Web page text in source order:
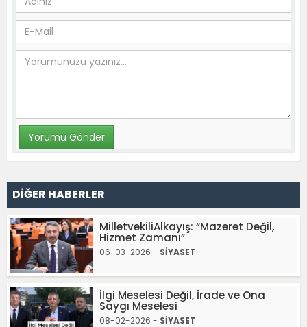
DİĞER HABERLER
MilletvekiliAlkayış: “Mazeret Değil,
Hizmet Zamanı”
06-03-2026 - SİYASET
İlgi Meselesi Değil, İrade ve Ona
Saygı Meselesi
08-02-2026 - SİYASET